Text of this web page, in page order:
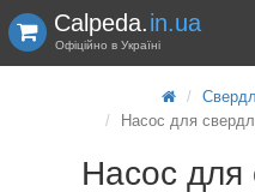
Calpeda.in.ua
Офіційно в Україні
Насос для
Насос для